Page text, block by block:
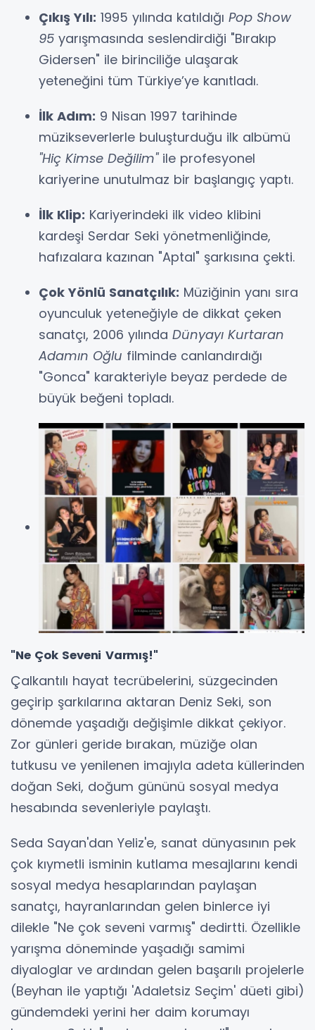
Çıkış Yılı: 1995 yılında katıldığı Pop Show
95 yarışmasında seslendirdiği "Bırakıp
Gidersen" ile birinciliğe ulaşarak
yeteneğini tüm Türkiye’ye kanıtladı.
İlk Adım: 9 Nisan 1997 tarihinde
müzikseverlerle buluşturduğu ilk albümü
"Hiç Kimse Değilim"ile profesyonel
kariyerine unutulmaz bir başlangıç yaptı.
İlk Klip: Kariyerindeki ilk video klibini
kardeşi Serdar Seki yönetmenliğinde,
hafızalara kazınan "Aptal" şarkısına çekti.
Çok Yönlü Sanatçılık: Müziğinin yanı sıra
oyunculuk yeteneğiyle de dikkat çeken
sanatçı, 2006 yılında Dünyayı Kurtaran
Adamın Oğlu filminde canlandırdığı
"Gonca" karakteriyle beyaz perdede de
büyük beğeni topladı.
"Ne Çok Seveni Varmış!"
Çalkantılı hayat tecrübelerini, süzgecinden
geçirip şarkılarına aktaran Deniz Seki, son
dönemde yaşadığı değişimle dikkat çekiyor.
Zor günleri geride bırakan, müziğe olan
tutkusu ve yenilenen imajıyla adeta küllerinden
doğan Seki, doğum gününü sosyal medya
hesabında sevenleriyle paylaştı.
Seda Sayan'dan Yeliz'e, sanat dünyasının pek
çok kıymetli isminin kutlama mesajlarını kendi
sosyal medya hesaplarından paylaşan
sanatçı, hayranlarından gelen binlerce iyi
dilekle "Ne çok seveni varmış" dedirtti. Özellikle
yarışma döneminde yaşadığı samimi
diyaloglar ve ardından gelen başarılı projelerle
(Beyhan ile yaptığı 'Adaletsiz Seçim' düeti gibi)
gündemdeki yerini her daim korumayı